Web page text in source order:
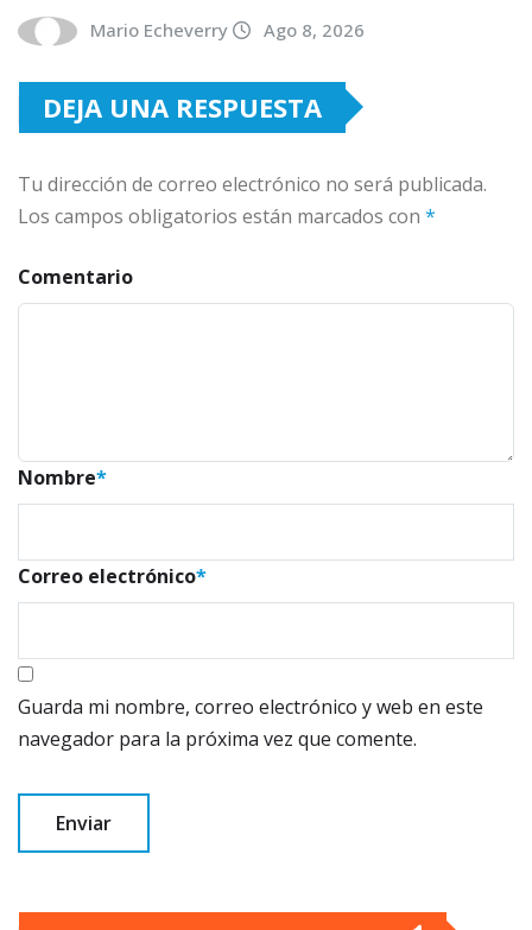
Mario Echeverry Ago 8, 2026
DEJA UNA RESPUESTA
Tu dirección de correo electrónico no será publicada.
Los campos obligatorios están marcados con *
Comentario
Nombre*
Correo electrónico*
Guarda mi nombre, correo electrónico y web en este
navegador para la próxima vez que comente.